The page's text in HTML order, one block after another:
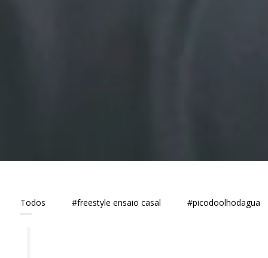
Todos #freestyle ensaio casal #picodoolhodagua